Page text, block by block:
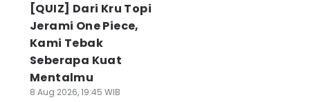
[QUIZ] Dari Kru Topi
Jerami One Piece,
Kami Tebak
Seberapa Kuat
Mentalmu
8 Aug 2026, 19:45 WIB